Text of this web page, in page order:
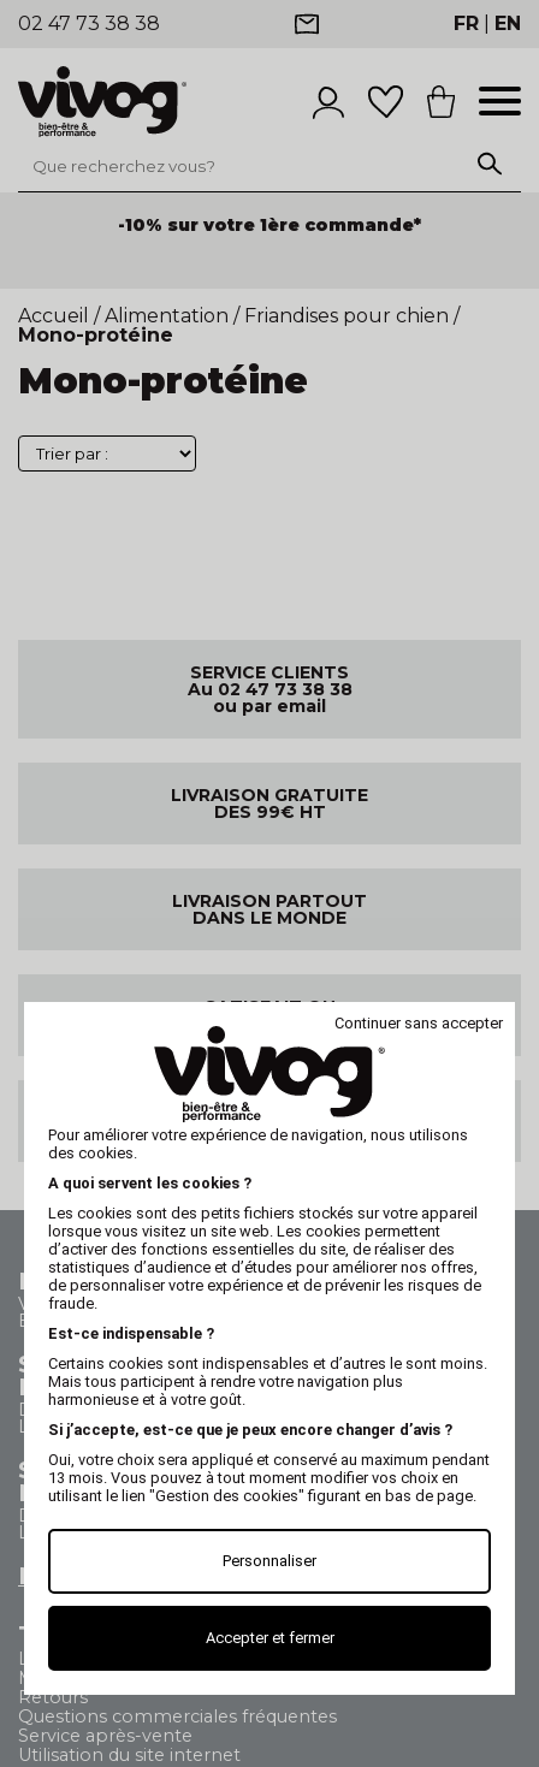
02 47 73 38 38 FR EN
-10% sur votre 1ère commande*
Accueil / Alimentation / Friandises pour chien /
Mono-protéine
Mono-protéine
SERVICE CLIENTS
Au 02 47 73 38 38
ou par email
LIVRAISON GRATUITE
DES 99€ HT
LIVRAISON PARTOUT
DANS LE MONDE
SATISFAIT OU
REMBOURSE
PAIEMENT 100%
SECURISE
Nous contacter
Vos questions - nos réponses
Besoin d'aide ?
Service Commercial
Nous appeler au 02 47 73 38 38
Du lundi au jeudi de 8h30 à 17h30
Le vendredi de 8h30 à 17h
Service Après Vente
Nous appeler au 02 47 73 38 38
Du lundi au jeudi de 8h30 à 12h30 & 13h15 à 17h15
Le vendredi de 8h30 à 12h30 & 13h15 à 16h15
Nous envoyer un email
Tout savoir
Livraison
Modes de paiement
Retours
Questions commerciales fréquentes
Service après-vente
Utilisation du site internet
Continuer sans accepter
Pour améliorer votre expérience de navigation, nous utilisons
des cookies.
A quoi servent les cookies ?
Les cookies sont des petits fichiers stockés sur votre appareil
lorsque vous visitez un site web. Les cookies permettent
d’activer des fonctions essentielles du site, de réaliser des
statistiques d’audience et d’études pour améliorer nos offres,
de personnaliser votre expérience et de prévenir les risques de
fraude.
Est-ce indispensable ?
Certains cookies sont indispensables et d’autres le sont moins.
Mais tous participent à rendre votre navigation plus
harmonieuse et à votre goût.
Si j’accepte, est-ce que je peux encore changer d’avis ?
Oui, votre choix sera appliqué et conservé au maximum pendant
13 mois. Vous pouvez à tout moment modifier vos choix en
utilisant le lien "Gestion des cookies" figurant en bas de page.
Personnaliser
Accepter et fermer